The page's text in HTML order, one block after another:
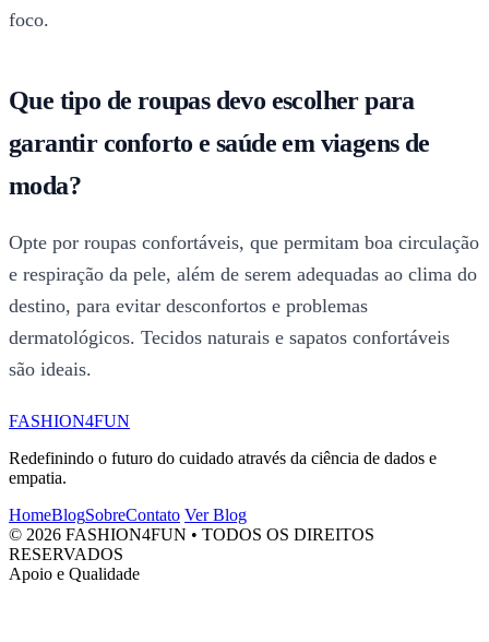
foco.
Que tipo de roupas devo escolher para
garantir conforto e saúde em viagens de
moda?
Opte por roupas confortáveis, que permitam boa circulação
e respiração da pele, além de serem adequadas ao clima do
destino, para evitar desconfortos e problemas
dermatológicos. Tecidos naturais e sapatos confortáveis
são ideais.
FASHION4FUN
Redefinindo o futuro do cuidado através da ciência de dados e
empatia.
HomeBlogSobreContato Ver Blog
© 2026 FASHION4FUN • TODOS OS DIREITOS
RESERVADOS
Apoio e Qualidade